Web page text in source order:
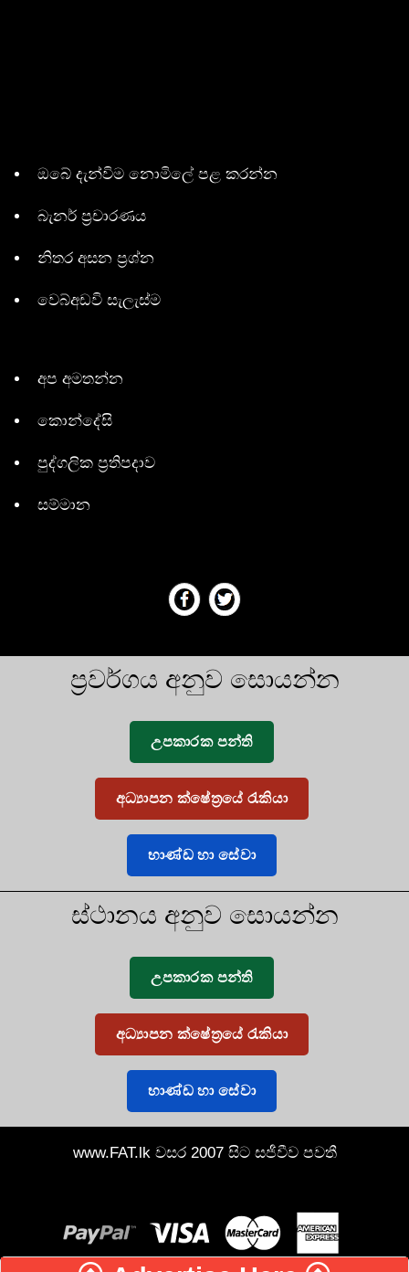
ඔබේ දැන්විම නොමිලේ පළ කරන්න
බැනර් ප්‍රචාරණය
නිතර අසන ප්‍රශ්න
වෙබ්අඩවි සැලැස්ම
අප අමතන්න
කොන්දේසි
පුද්ගලික ප්‍රතිපදාව
සම්මාන
ප්‍රවර්ගය අනුව සොයන්න
උපකාරක පන්ති
අධ්‍යාපන ක්ෂේත්‍රයේ රැකියා
භාණ්ඩ හා සේවා
ස්ථානය අනුව සොයන්න
උපකාරක පන්ති
අධ්‍යාපන ක්ෂේත්‍රයේ රැකියා
භාණ්ඩ හා සේවා
www.FAT.lk වසර 2007 සිට සජීවීව පවතී